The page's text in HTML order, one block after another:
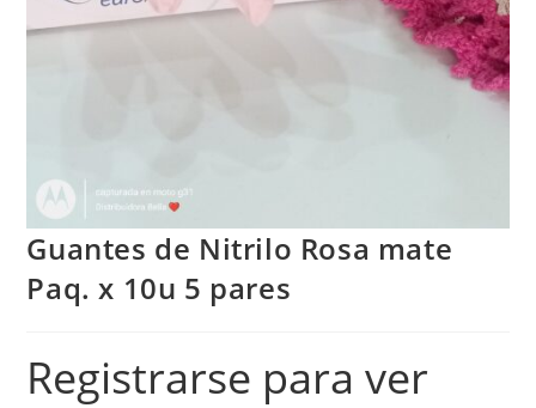
Guantes de Nitrilo Rosa mate
Paq. x 10u 5 pares
Registrarse para ver